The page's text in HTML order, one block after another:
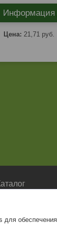
Информация
Цена: 21,71 руб.
обеспечения